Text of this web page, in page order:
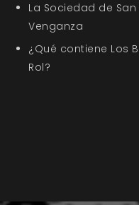
La Sociedad de
Venganza
¿Qué contiene Los
Rol?